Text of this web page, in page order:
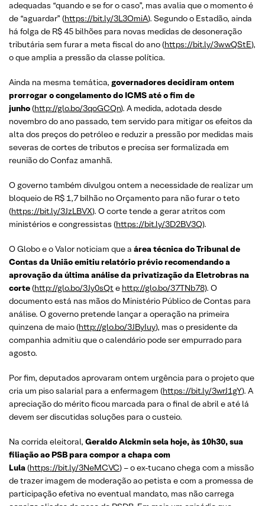
adequadas “quando e se for o caso”, mas avalia que o momento é
de “aguardar” (https://bit.ly/3L3OmiA). Segundo o Estadão, ainda
há folga de R$ 45 bilhões para novas medidas de desoneração
tributária sem furar a meta fiscal do ano (https://bit.ly/3wwQStE),
o que amplia a pressão da classe política.
Ainda na mesma temática, governadores decidiram ontem
prorrogar o congelamento do ICMS até o fim de
junho(http://glo.bo/3qoGCQn). A medida, adotada desde
novembro do ano passado, tem servido para mitigar os efeitos da
alta dos preços do petróleo e reduzir a pressão por medidas mais
severas de cortes de tributos e precisa ser formalizada em
reunião do Confaz amanhã.
O governo também divulgou ontem a necessidade de realizar um
bloqueio de R$ 1,7 bilhão no Orçamento para não furar o teto
(https://bit.ly/3JzLBVX). O corte tende a gerar atritos com
ministérios e congressistas (https://bit.ly/3D2BV3Q).
O Globo e o Valor noticiam que a área técnica do Tribunal de
Contas da União emitiu relatório prévio recomendando a
aprovação da última análise da privatização da Eletrobras na
corte(http://glo.bo/3Jy0sQt e http://glo.bo/37TNb78). O
documento está nas mãos do Ministério Público de Contas para
análise. O governo pretende lançar a operação na primeira
quinzena de maio (http://glo.bo/3JByIuy), mas o presidente da
companhia admitiu que o calendário pode ser empurrado para
agosto.
Por fim, deputados aprovaram ontem urgência para o projeto que
cria um piso salarial para a enfermagem (https://bit.ly/3wrJ1gY). A
apreciação do mérito ficou marcada para o final de abril e até lá
devem ser discutidas soluções para o custeio.
Na corrida eleitoral, Geraldo Alckmin sela hoje, às 10h30, sua
filiação ao PSB para compor a chapa com
Lula(https://bit.ly/3NeMCVC) – o ex-tucano chega com a missão
de trazer imagem de moderação ao petista e com a promessa de
participação efetiva no eventual mandato, mas não carrega